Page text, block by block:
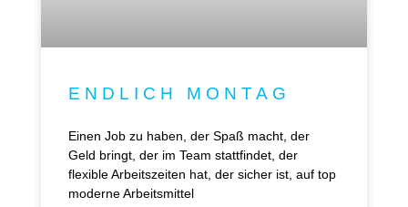
ENDLICH MONTAG
Einen Job zu haben, der Spaß macht, der
Geld bringt, der im Team stattfindet, der
flexible Arbeitszeiten hat, der sicher ist, auf top
moderne Arbeitsmittel